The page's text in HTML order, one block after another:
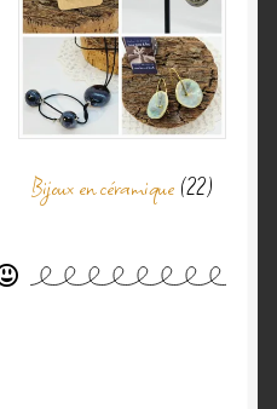
Bijoux en céramique(22)